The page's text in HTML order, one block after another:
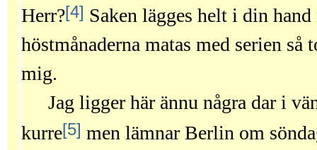
Herr?[4] Saken lägges helt i din
höstmånaderna matas med serien så
mig.
Jag ligger här ännu några dar i
kurre[5] men lämnar Berlin om